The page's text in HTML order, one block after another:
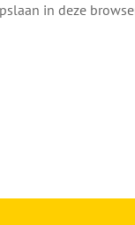
in deze